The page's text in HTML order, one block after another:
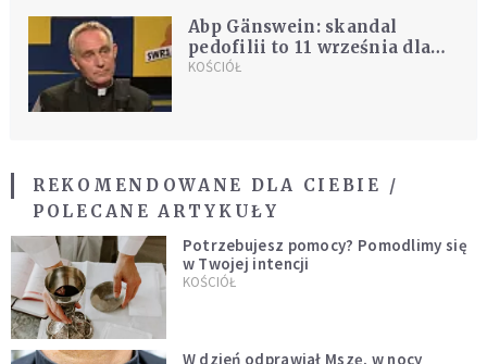
Abp Gänswein: skandal
pedofilii to 11 września dla
Kościoła
KOŚCIÓŁ
REKOMENDOWANE DLA CIEBIE /
POLECANE ARTYKUŁY
Potrzebujesz pomocy? Pomodlimy się
w Twojej intencji
KOŚCIÓŁ
W dzień odprawiał Mszę, w nocy